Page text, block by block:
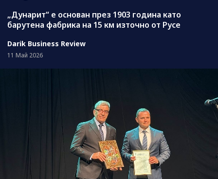
„Дунарит“ е основан през 1903 година като
барутена фабрика на 15 км източно от Русе
Darik Business Review
11 Май 2026